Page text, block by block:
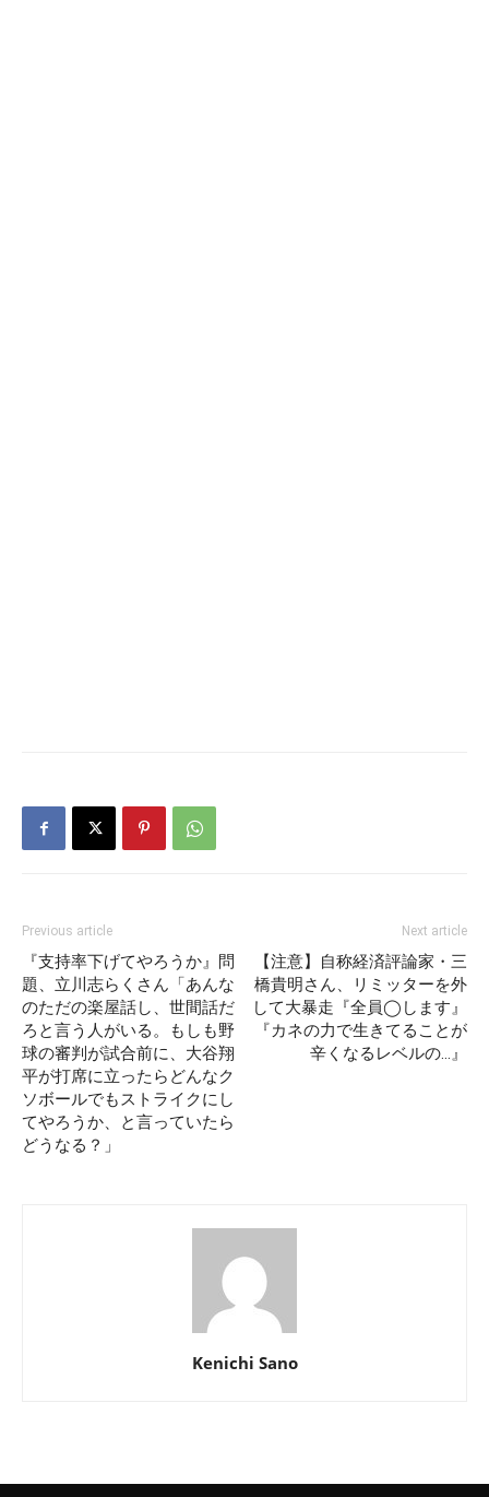
Previous article
『支持率下げてやろうか』問
題、立川志らくさん「あんな
のただの楽屋話し、世間話だ
ろと言う人がいる。もしも野
球の審判が試合前に、大谷翔
平が打席に立ったらどんなク
ソボールでもストライクにし
てやろうか、と言っていたら
どうなる？」
Next article
【注意】自称経済評論家・三
橋貴明さん、リミッターを外
して大暴走『全員◯します』
『カネの力で生きてることが
辛くなるレベルの…』
Kenichi Sano